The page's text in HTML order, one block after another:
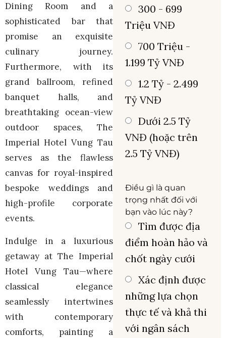
Dining Room and a
sophisticated bar that
promise an exquisite
culinary journey.
Furthermore, with its
grand ballroom, refined
banquet halls, and
breathtaking ocean-view
outdoor spaces, The
Imperial Hotel Vung Tau
serves as the flawless
canvas for royal-inspired
bespoke weddings and
high-profile corporate
events.
Indulge in a luxurious
getaway at The Imperial
Hotel Vung Tau—where
classical elegance
seamlessly intertwines
with contemporary
comforts, painting a
300 - 699
Triệu VNĐ
700 Triệu -
1.199 Tỷ VNĐ
1.2 Tỷ - 2.499
Tỷ VNĐ
Dưới 2.5 Tỷ
VNĐ (hoặc trên
2.5 Tỷ VNĐ)
Điều gì là quan
trọng nhất đối với
bạn vào lúc này?
Tìm được địa
điểm hoàn hảo và
chốt ngày cưới
Xác định được
những lựa chọn
thực tế và khả thi
với ngân sách